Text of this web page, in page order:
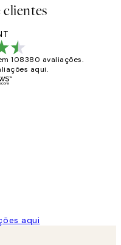
108380 avaliações.
aqui.
aqui